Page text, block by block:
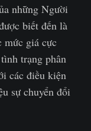
những Người
biết đến là
mức giá cực
trạng phân
các điều kiện
sự chuyển đổi